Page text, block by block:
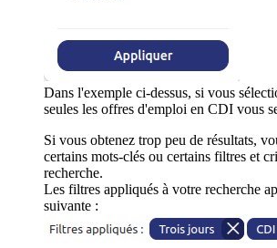
Dans l'exemple ci-dessus, si vous
seules les offres d'emploi en CDI vous
Si vous obtenez trop peu de résultats,
certains mots-clés ou certains filtres et
recherche.
Les filtres appliqués à votre recherche
suivante :